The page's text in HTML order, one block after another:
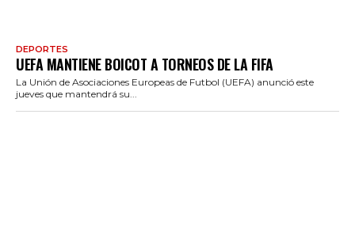
DEPORTES
UEFA MANTIENE BOICOT A TORNEOS DE LA FIFA
La Unión de Asociaciones Europeas de Futbol (UEFA) anunció este
jueves que mantendrá su...